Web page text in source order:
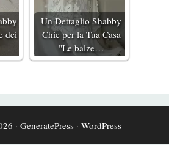
dei
Un Dettaglio Shabby
Chic per la Tua Casa
"Le balze…
· GeneratePress · WordPress